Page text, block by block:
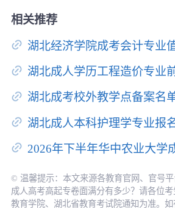
相关推荐
湖北经济学院成考会计专业
湖北成人学历工程造价专业
湖北成考校外教学点备案名
湖北成人本科护理学专业报
2026年下半年华中农业大学
© 温馨提示：本文来源各教育官网、官号
成人高考高起专卷面满分有多少？请各位
教育学院、湖北省教育考试院通知为准。